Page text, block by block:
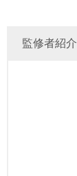
監修者紹介